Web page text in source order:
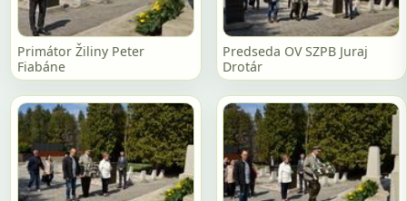
Primátor Žiliny Peter
Fiabáne
Predseda OV SZPB Juraj
Drotár